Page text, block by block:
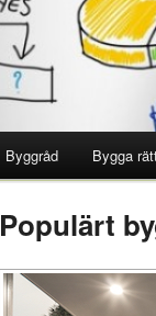
Byggråd Bygga
Populärt